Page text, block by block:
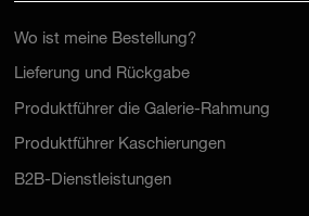
Wo ist meine Bestellung?
Lieferung und Rückgabe
Produktführer die Galerie-Rahmung
Produktführer Kaschierungen
B2B-Dienstleistungen